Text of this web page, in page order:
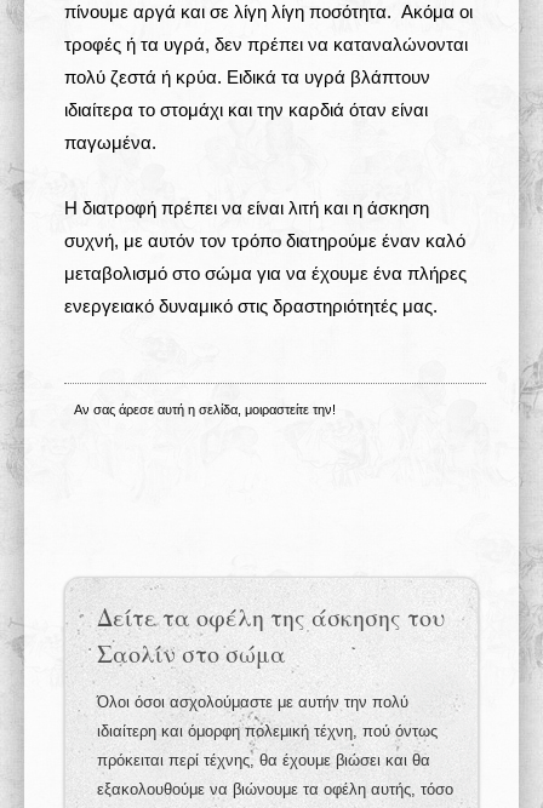
πίνουμε αργά και σε λίγη λίγη ποσότητα. Ακόμα οι
τροφές ή τα υγρά, δεν πρέπει να καταναλώνονται
πολύ ζεστά ή κρύα. Ειδικά τα υγρά βλάπτουν
ιδιαίτερα το στομάχι και την καρδιά όταν είναι
παγωμένα.
Η διατροφή πρέπει να είναι λιτή και η άσκηση
συχνή, με αυτόν τον τρόπο διατηρούμε έναν καλό
μεταβολισμό στο σώμα για να έχουμε ένα πλήρες
ενεργειακό δυναμικό στις δραστηριότητές μας.
Αν σας άρεσε αυτή η σελίδα, μοιραστείτε την!
Δείτε τα οφέλη της άσκησης του
Σαολίν στο σώμα
Όλοι όσοι ασχολούμαστε με αυτήν την πολύ
ιδιαίτερη και όμορφη πολεμική τέχνη, πού όντως
πρόκειται περί τέχνης, θα έχουμε βιώσει και θα
εξακολουθούμε να βιώνουμε τα οφέλη αυτής, τόσο